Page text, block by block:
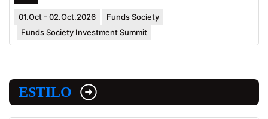
01.Oct - 02.Oct.2026
Funds Society
Funds Society Investment Summit
ESTILO